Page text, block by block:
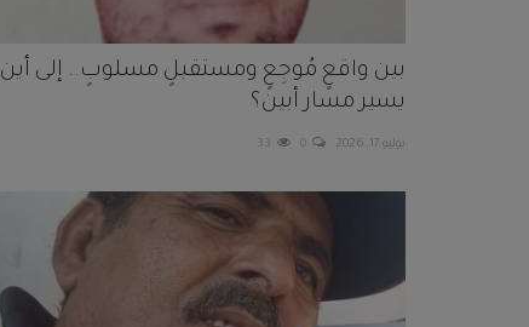
بين واقعٍ مُوجِعٍ ومستقبلٍ مسلوبٍ.. إلى أين
يسير مسار أبين؟
يوليو 17, 2026 0
33